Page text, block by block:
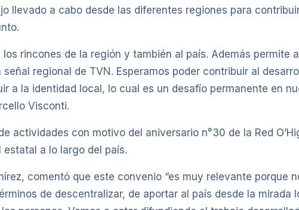
llevado a cabo desde las diferentes regiones para
rincones de la región y también al país. Además permite
regional de TVN. Esperamos poder contribuir al
a la identidad local, lo cual es un desafío permanente en
Visconti.
actividades con motivo del aniversario n°30 de la Red
a lo largo del país.
comentó que este convenio “es muy relevante porque
de descentralizar, de aportar al país desde la mirada